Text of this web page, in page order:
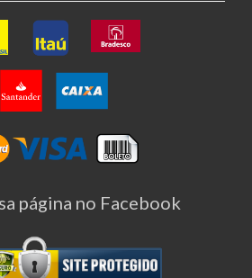
página no Facebook